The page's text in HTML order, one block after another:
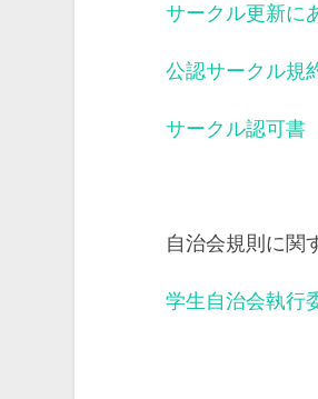
サークル更新に
公認サークル規
サークル認可書
自治会規則に関
学生自治会執行